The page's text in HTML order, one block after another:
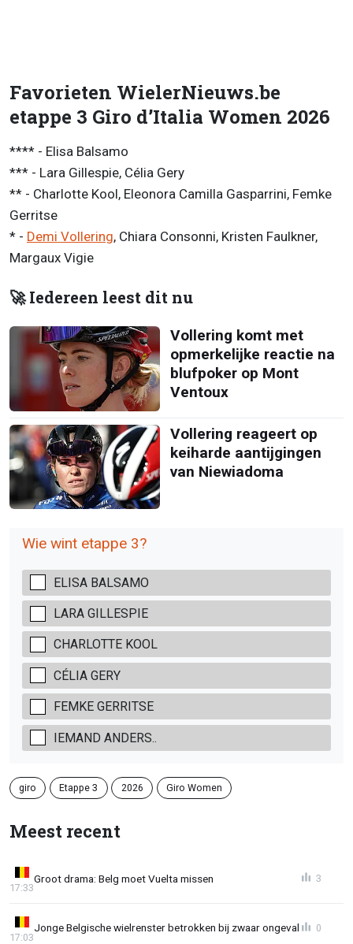
Favorieten WielerNieuws.be
etappe 3 Giro d’Italia Women 2026
**** - Elisa Balsamo
*** - Lara Gillespie, Célia Gery
** - Charlotte Kool, Eleonora Camilla Gasparrini, Femke
Gerritse
* - Demi Vollering, Chiara Consonni, Kristen Faulkner,
Margaux Vigie
🚀 Iedereen leest dit nu
Vollering komt met
opmerkelijke reactie na
blufpoker op Mont
Ventoux
Vollering reageert op
keiharde aantijgingen
van Niewiadoma
Wie wint etappe 3?
ELISA BALSAMO
LARA GILLESPIE
CHARLOTTE KOOL
CÉLIA GERY
FEMKE GERRITSE
IEMAND ANDERS..
giro Etappe 3 2026 Giro Women
Meest recent
Groot drama: Belg moet Vuelta missen
17:33
3
Jonge Belgische wielrenster betrokken bij zwaar ongeval
17:03
0